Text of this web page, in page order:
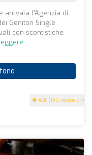
4.8 (140 recensioni)
arrivata l'Agenzia di
Genitori Single.
con scontistiche